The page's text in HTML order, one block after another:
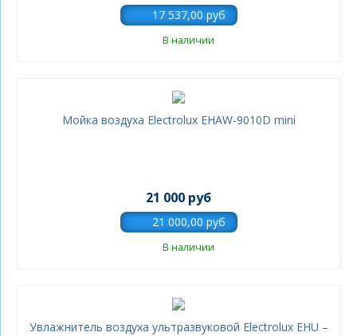
В наличии
Мойка воздуха Electrolux EHAW-9010D mini
21 000 руб
В наличии
Увлажнитель воздуха ультразвуковой Electrolux EHU –